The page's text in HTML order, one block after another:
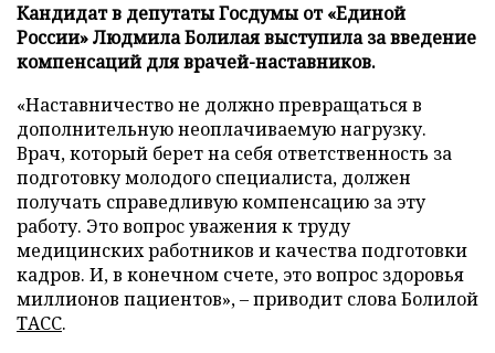
Кандидат в депутаты Госдумы от «Единой
России» Людмила Болилая выступила за введение
компенсаций для врачей-наставников.
«Наставничество не должно превращаться в
дополнительную неоплачиваемую нагрузку.
Врач, который берет на себя ответственность за
подготовку молодого специалиста, должен
получать справедливую компенсацию за эту
работу. Это вопрос уважения к труду
медицинских работников и качества подготовки
кадров. И, в конечном счете, это вопрос здоровья
миллионов пациентов», – приводит слова Болилой
ТАСС.